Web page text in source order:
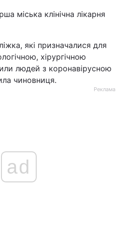
міська клінічна лікарня
які призначалися для
хірургічною
людей з коронавірусною
чиновниця.
Реклама
ad